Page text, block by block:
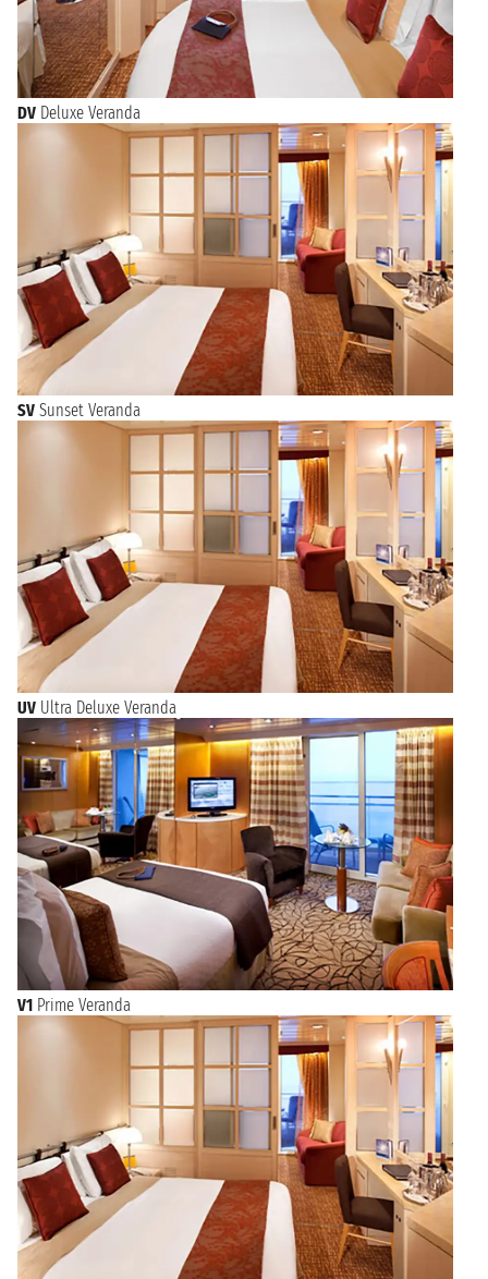
DV Deluxe Veranda
SV Sunset Veranda
UV Ultra Deluxe Veranda
V1 Prime Veranda